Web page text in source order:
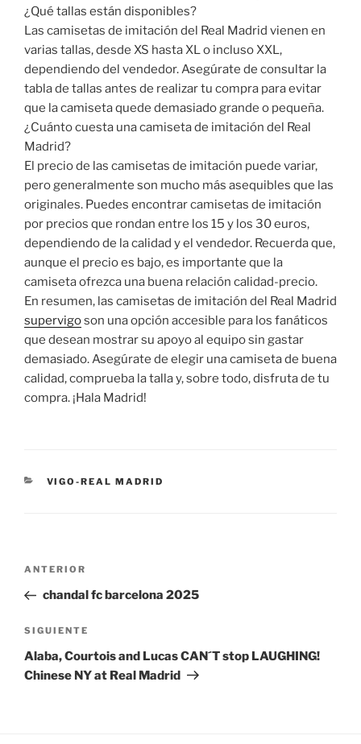
¿Qué tallas están disponibles?
Las camisetas de imitación del Real Madrid vienen en
varias tallas, desde XS hasta XL o incluso XXL,
dependiendo del vendedor. Asegúrate de consultar la
tabla de tallas antes de realizar tu compra para evitar
que la camiseta quede demasiado grande o pequeña.
¿Cuánto cuesta una camiseta de imitación del Real
Madrid?
El precio de las camisetas de imitación puede variar,
pero generalmente son mucho más asequibles que las
originales. Puedes encontrar camisetas de imitación
por precios que rondan entre los 15 y los 30 euros,
dependiendo de la calidad y el vendedor. Recuerda que,
aunque el precio es bajo, es importante que la
camiseta ofrezca una buena relación calidad-precio.
En resumen, las camisetas de imitación del Real Madrid
supervigoson una opción accesible para los fanáticos
que desean mostrar su apoyo al equipo sin gastar
demasiado. Asegúrate de elegir una camiseta de buena
calidad, comprueba la talla y, sobre todo, disfruta de tu
compra. ¡Hala Madrid!
CATEGORÍAS
VIGO-REAL MADRID
Navegación
entradas
Entrada
anterior:
ANTERIOR
chandal fc barcelona 2025
Siguiente
entrada
SIGUIENTE
Alaba, Courtois and Lucas CAN´T stop LAUGHING!
Chinese NY at Real Madrid